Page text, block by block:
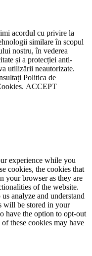
acordul cu privire la
similare în scopul
nostru, în vederea
și a protecției anti-
utilizării neautorizate.
Politica de
ACCEPT
experience while you
cookies, the cookies that
your browser as they are
of the website.
analyze and understand
will be stored in your
have the option to opt-out
these cookies may have